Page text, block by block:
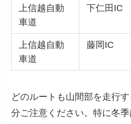
上信越自動
車道
下仁田IC
上信越自動
車道
藤岡IC
どのルートも山間部を走行
分ご注意ください。特に冬